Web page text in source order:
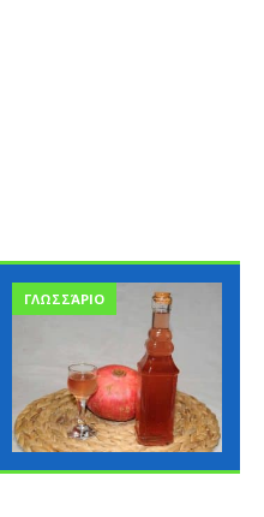
ΓΛΩΣΣΆΡΙΟ